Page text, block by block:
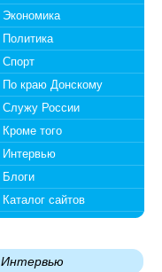
Экономика
Политика
Спорт
По краю Донскому
Служу России
Кроме того
Интервью
Блоги
Каталог сайтов
Интервью